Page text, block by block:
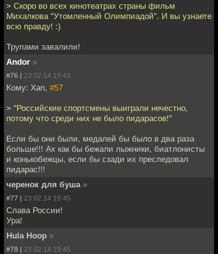
> Скоро во всех кинотеатрах страны фильм
Михалкова "Утомленный Олимпиадой". И вы узнаете
всю правду! :)
Трупами завалили!
Andor »
#76 | 23.02.14 19:43
Кому: Xan, #57
> "Российские спортсмены выиграли нечестно,
потому что среди них не было пидарасов!"
Если бы они были, медалей бы было в два раза
больше!!! Ах как бы бежали лыжники, биатлонисты
и конькобежцы, если бы сзади их преследовал
пидарас!!!
черенок для буша »
#77 | 23.02.14 19:45
Слава России!
Ура!
Hula Hoop »
#78 | 23.02.14 19:45